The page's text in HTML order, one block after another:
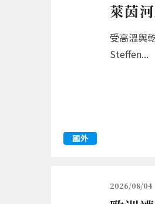
萊茵
受高溫與
Steffen...
國外
2026/08/04